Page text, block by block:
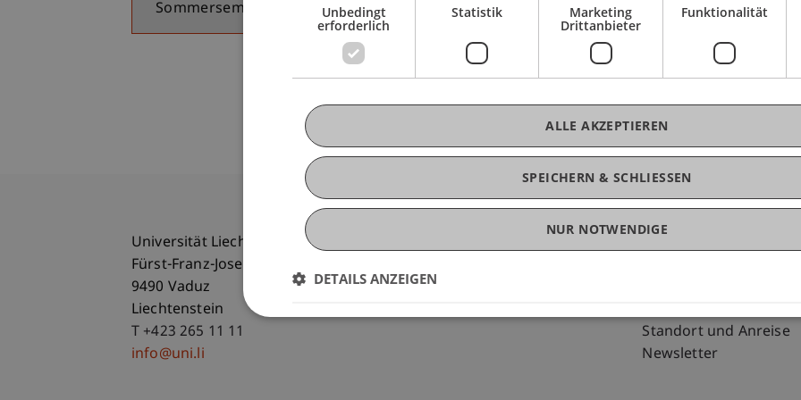
Universität Liechtenstein
Fürst-Franz-Josef-Strasse
9490 Vaduz
Liechtenstein
T +423 265 11 11
info@uni.li
Fußzeile Rechtliche Hinweise
Disclaimer
Fußzeile
Standort und Anreise
Newsletter
Unbedingt
erforderlich
Statistik Marketing
Drittanbieter
Funktionalität
SPEICHERN & SCHLIESSEN
ALLE AKZEPTIEREN
NUR NOTWENDIGE
DETAILS ANZEIGEN